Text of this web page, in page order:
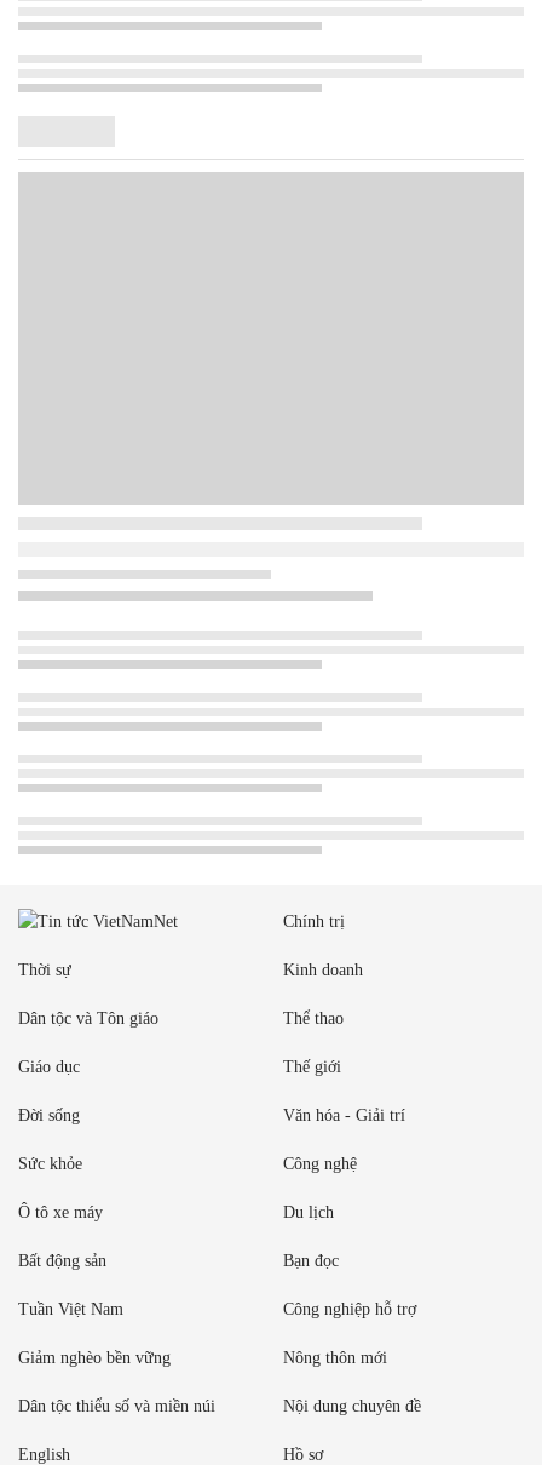
Chính trị
Thời sự Kinh doanh
Dân tộc và Tôn giáo Thể thao
Giáo dục Thế giới
Đời sống Văn hóa - Giải trí
Sức khỏe Công nghệ
Ô tô xe máy Du lịch
Bất động sản Bạn đọc
Tuần Việt Nam Công nghiệp hỗ trợ
Giảm nghèo bền vững Nông thôn mới
Dân tộc thiểu số và miền núi Nội dung chuyên đề
English Hồ sơ